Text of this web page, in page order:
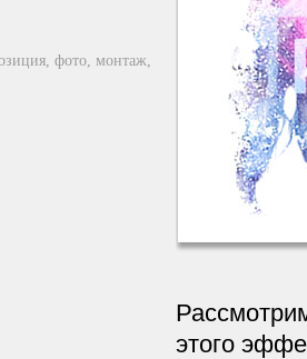
фото, монтаж,
этого